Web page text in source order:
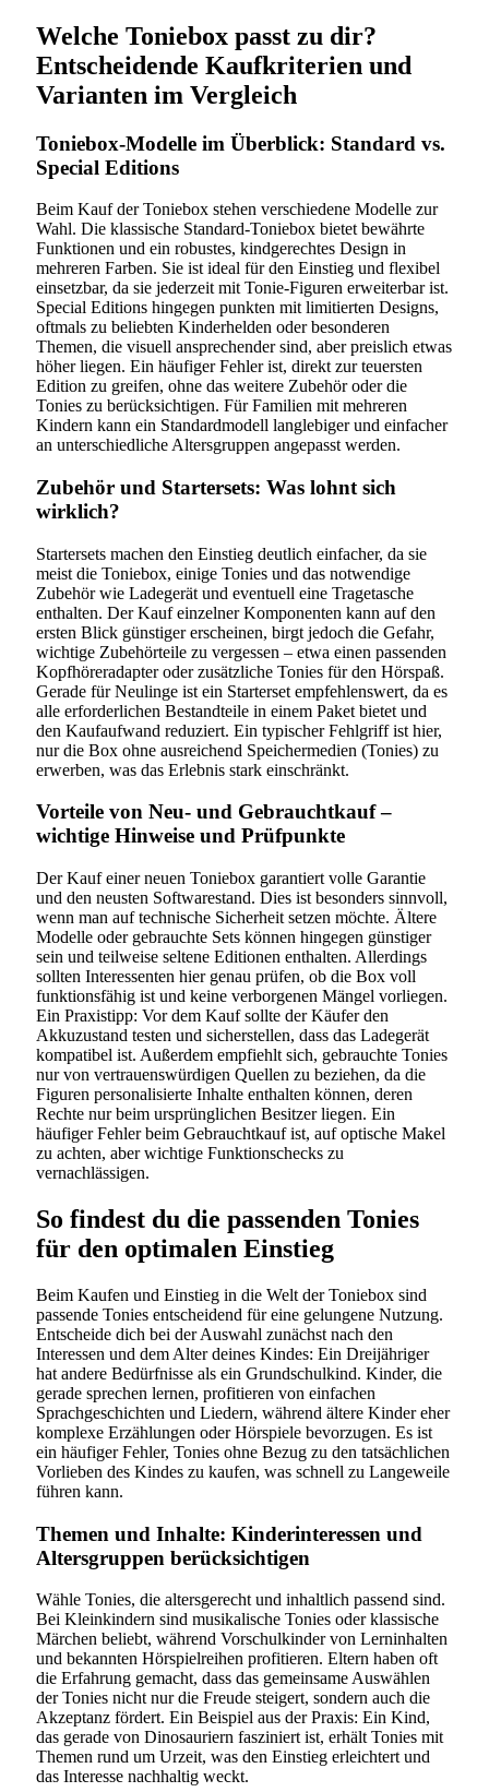
Welche Toniebox passt zu dir?
Entscheidende Kaufkriterien und
Varianten im Vergleich
Toniebox-Modelle im Überblick: Standard vs.
Special Editions
Beim Kauf der Toniebox stehen verschiedene Modelle zur
Wahl. Die klassische Standard-Toniebox bietet bewährte
Funktionen und ein robustes, kindgerechtes Design in
mehreren Farben. Sie ist ideal für den Einstieg und flexibel
einsetzbar, da sie jederzeit mit Tonie-Figuren erweiterbar ist.
Special Editions hingegen punkten mit limitierten Designs,
oftmals zu beliebten Kinderhelden oder besonderen
Themen, die visuell ansprechender sind, aber preislich etwas
höher liegen. Ein häufiger Fehler ist, direkt zur teuersten
Edition zu greifen, ohne das weitere Zubehör oder die
Tonies zu berücksichtigen. Für Familien mit mehreren
Kindern kann ein Standardmodell langlebiger und einfacher
an unterschiedliche Altersgruppen angepasst werden.
Zubehör und Startersets: Was lohnt sich
wirklich?
Startersets machen den Einstieg deutlich einfacher, da sie
meist die Toniebox, einige Tonies und das notwendige
Zubehör wie Ladegerät und eventuell eine Tragetasche
enthalten. Der Kauf einzelner Komponenten kann auf den
ersten Blick günstiger erscheinen, birgt jedoch die Gefahr,
wichtige Zubehörteile zu vergessen – etwa einen passenden
Kopfhöreradapter oder zusätzliche Tonies für den Hörspaß.
Gerade für Neulinge ist ein Starterset empfehlenswert, da es
alle erforderlichen Bestandteile in einem Paket bietet und
den Kaufaufwand reduziert. Ein typischer Fehlgriff ist hier,
nur die Box ohne ausreichend Speichermedien (Tonies) zu
erwerben, was das Erlebnis stark einschränkt.
Vorteile von Neu- und Gebrauchtkauf –
wichtige Hinweise und Prüfpunkte
Der Kauf einer neuen Toniebox garantiert volle Garantie
und den neusten Softwarestand. Dies ist besonders sinnvoll,
wenn man auf technische Sicherheit setzen möchte. Ältere
Modelle oder gebrauchte Sets können hingegen günstiger
sein und teilweise seltene Editionen enthalten. Allerdings
sollten Interessenten hier genau prüfen, ob die Box voll
funktionsfähig ist und keine verborgenen Mängel vorliegen.
Ein Praxistipp: Vor dem Kauf sollte der Käufer den
Akkuzustand testen und sicherstellen, dass das Ladegerät
kompatibel ist. Außerdem empfiehlt sich, gebrauchte Tonies
nur von vertrauenswürdigen Quellen zu beziehen, da die
Figuren personalisierte Inhalte enthalten können, deren
Rechte nur beim ursprünglichen Besitzer liegen. Ein
häufiger Fehler beim Gebrauchtkauf ist, auf optische Makel
zu achten, aber wichtige Funktionschecks zu
vernachlässigen.
So findest du die passenden Tonies
für den optimalen Einstieg
Beim Kaufen und Einstieg in die Welt der Toniebox sind
passende Tonies entscheidend für eine gelungene Nutzung.
Entscheide dich bei der Auswahl zunächst nach den
Interessen und dem Alter deines Kindes: Ein Dreijähriger
hat andere Bedürfnisse als ein Grundschulkind. Kinder, die
gerade sprechen lernen, profitieren von einfachen
Sprachgeschichten und Liedern, während ältere Kinder eher
komplexe Erzählungen oder Hörspiele bevorzugen. Es ist
ein häufiger Fehler, Tonies ohne Bezug zu den tatsächlichen
Vorlieben des Kindes zu kaufen, was schnell zu Langeweile
führen kann.
Themen und Inhalte: Kinderinteressen und
Altersgruppen berücksichtigen
Wähle Tonies, die altersgerecht und inhaltlich passend sind.
Bei Kleinkindern sind musikalische Tonies oder klassische
Märchen beliebt, während Vorschulkinder von Lerninhalten
und bekannten Hörspielreihen profitieren. Eltern haben oft
die Erfahrung gemacht, dass das gemeinsame Auswählen
der Tonies nicht nur die Freude steigert, sondern auch die
Akzeptanz fördert. Ein Beispiel aus der Praxis: Ein Kind,
das gerade von Dinosauriern fasziniert ist, erhält Tonies mit
Themen rund um Urzeit, was den Einstieg erleichtert und
das Interesse nachhaltig weckt.